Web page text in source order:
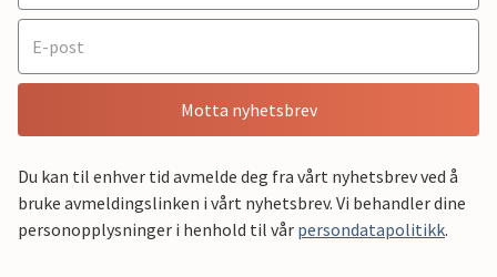
Motta nyhetsbrev
Du kan til enhver tid avmelde deg fra vårt nyhetsbrev ved å
bruke avmeldingslinken i vårt nyhetsbrev. Vi behandler dine
personopplysninger i henhold til vår persondatapolitikk.